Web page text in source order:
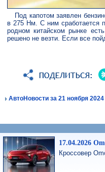
Под капотом заявлен
в 275 Нм. С ним сработается
родном китайском рынке
решено не везти. Если все
АвтоНовости за 21 ноября 2024
17.04.2026
Кроссовер